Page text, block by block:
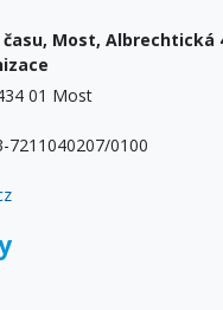
Most, Albrechtická
01 Most
7211040207/0100